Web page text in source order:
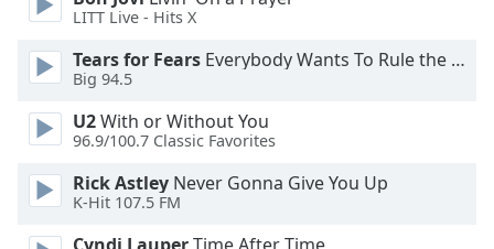
Opacity
Color
Opacity
LITT Live - Hits X
Tears for Fears Everybody Wants To Rule the World
Big 94.5
U2With or Without You
96.9/100.7 Classic Favorites
Rick Astley Never Gonna Give You Up
K-Hit 107.5 FM